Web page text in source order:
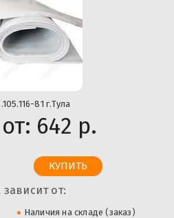
81 г.Тула
642 р.
зависит от:
Наличия на складе (заказ)